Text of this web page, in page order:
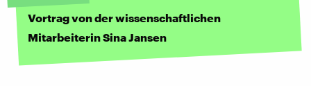
Vortrag von der wissenschaftlichen
Mitarbeiterin Sina Jansen